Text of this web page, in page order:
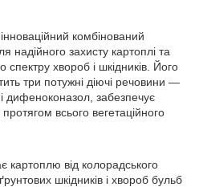
комбінований
надійного захисту картоплі та
спектру хвороб і шкідників. Його
три потужні діючі речовини —
дифеноконазол, забезпечує
всього вегетаційного
картоплю від колорадського
шкідників і хвороб бульб